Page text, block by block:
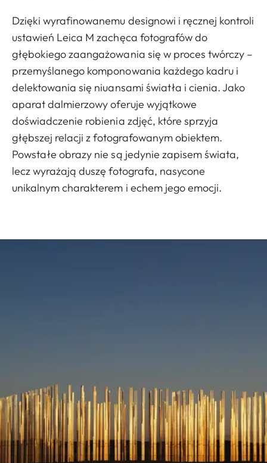
Dzięki wyrafinowanemu designowi i ręcznej kontroli
ustawień Leica M zachęca fotografów do
głębokiego zaangażowania się w proces twórczy –
przemyślanego komponowania każdego kadru i
delektowania się niuansami światła i cienia. Jako
aparat dalmierzowy oferuje wyjątkowe
doświadczenie robienia zdjęć, które sprzyja
głębszej relacji z fotografowanym obiektem.
Powstałe obrazy nie są jedynie zapisem świata,
lecz wyrażają duszę fotografa, nasycone
unikalnym charakterem i echem jego emocji.